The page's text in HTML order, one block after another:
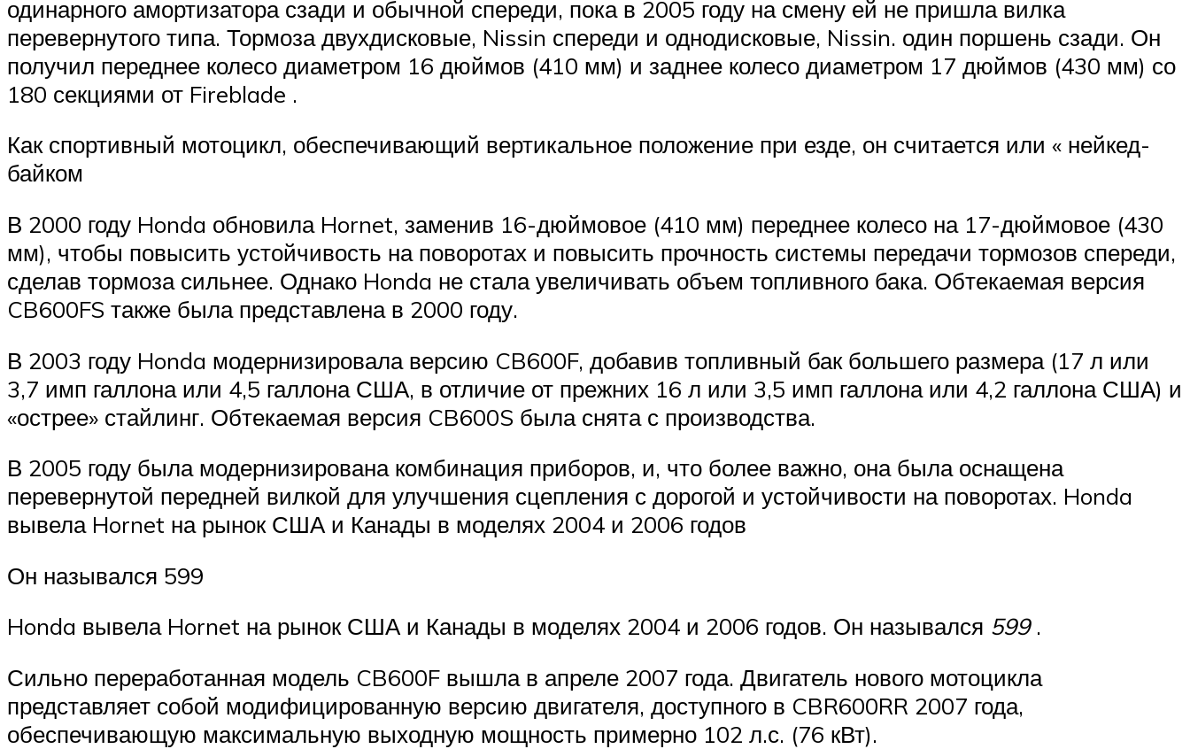
одинарного амортизатора сзади и обычной спереди, пока в 2005 году на смену ей не пришла вилка
перевернутого типа. Тормоза двухдисковые, Nissin спереди и однодисковые, Nissin. один поршень сзади. Он
получил переднее колесо диаметром 16 дюймов (410 мм) и заднее колесо диаметром 17 дюймов (430 мм) со
180 секциями от Fireblade .
Как спортивный мотоцикл, обеспечивающий вертикальное положение при езде, он считается или « нейкед-
байком
В 2000 году Honda обновила Hornet, заменив 16-дюймовое (410 мм) переднее колесо на 17-дюймовое (430
мм), чтобы повысить устойчивость на поворотах и ​​повысить прочность системы передачи тормозов спереди,
сделав тормоза сильнее. Однако Honda не стала увеличивать объем топливного бака. Обтекаемая версия
CB600FS также была представлена ​​в 2000 году.
В 2003 году Honda модернизировала версию CB600F, добавив топливный бак большего размера (17 л или
3,7 имп галлона или 4,5 галлона США, в отличие от прежних 16 л или 3,5 имп галлона или 4,2 галлона США) и
«острее» стайлинг. Обтекаемая версия CB600S была снята с производства.
В 2005 году была модернизирована комбинация приборов, и, что более важно, она была оснащена
перевернутой передней вилкой для улучшения сцепления с дорогой и устойчивости на поворотах. Honda
вывела Hornet на рынок США и Канады в моделях 2004 и 2006 годов
Он назывался 599
Honda вывела Hornet на рынок США и Канады в моделях 2004 и 2006 годов. Он назывался 599.
Сильно переработанная модель CB600F вышла в апреле 2007 года. Двигатель нового мотоцикла
представляет собой модифицированную версию двигателя, доступного в CBR600RR 2007 года,
обеспечивающую максимальную выходную мощность примерно 102 л.с. (76 кВт).